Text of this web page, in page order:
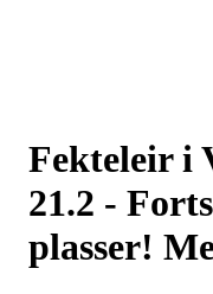
Fekteleir i
21.2 -
plasser!